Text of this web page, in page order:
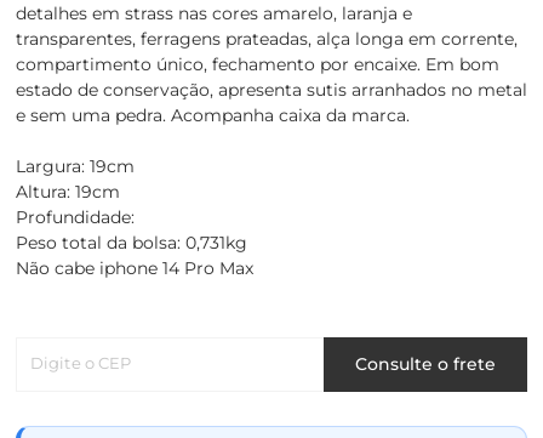
detalhes em strass nas cores amarelo, laranja e
transparentes, ferragens prateadas, alça longa em corrente,
compartimento único, fechamento por encaixe. Em bom
estado de conservação, apresenta sutis arranhados no metal
e sem uma pedra. Acompanha caixa da marca.
Largura: 19cm
Altura: 19cm
Profundidade:
Peso total da bolsa: 0,731kg
Não cabe iphone 14 Pro Max
Digite o CEP Consulte o frete